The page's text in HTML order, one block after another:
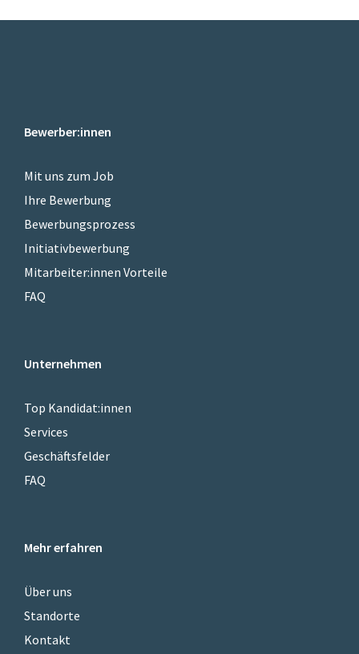
Bewerber:innen
Mit uns zum Job
Ihre Bewerbung
Bewerbungsprozess
Initiativbewerbung
Mitarbeiter:innen Vorteile
FAQ
Unternehmen
Top Kandidat:innen
Services
Geschäftsfelder
FAQ
Mehr erfahren
Über uns
Standorte
Kontakt